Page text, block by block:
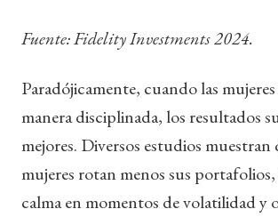
Fuente: Fidelity Investments 2024.
Paradójicamente, cuando las
manera disciplinada, los resultados
mejores. Diversos estudios muestran
mujeres rotan menos sus
calma en momentos de volatilidad y